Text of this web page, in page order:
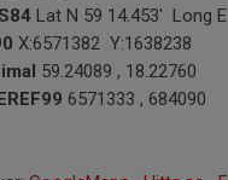
Lat N 59 14.453' Long
X:6571382 Y:1638238
59.24089 , 18.22760
6571333 , 684090